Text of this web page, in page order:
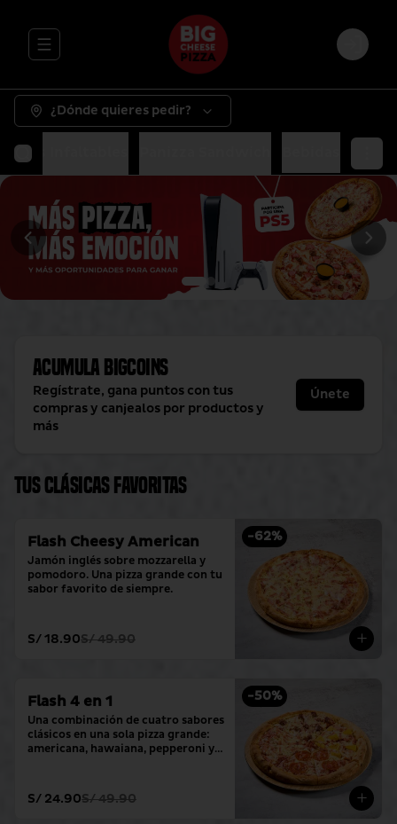
Abrir menu de navegación Login
¿Dónde quieres pedir?
Tus Infaltables
Acumula BigCoins
Regístrate, gana puntos con tus
compras y canjealos por productos y
más
Únete
Tus clásicas favoritas
-62%
Flash Cheesy American
Jamón inglés sobre mozzarella y
pomodoro. Una pizza grande con tu
sabor favorito de siempre.
S/ 18.90S/ 49.90
-50%
Flash 4 en 1
Una combinación de cuatro sabores
clásicos en una sola pizza grande:
americana, hawaiana, pepperoni y
S/ 24.90S/ 49.90